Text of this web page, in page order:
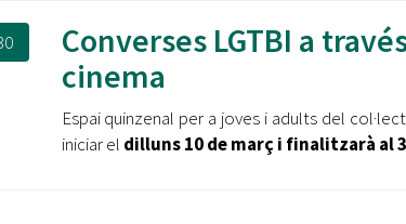
Converses LGTBI a
cinema
Espai quinzenal per a joves i adults del
iniciar el dilluns 10 de març i finalitzarà al